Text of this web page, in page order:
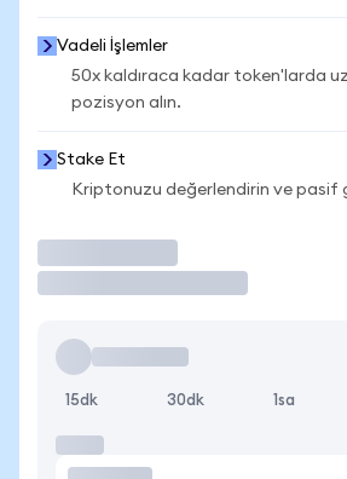
Vadeli İşlemler
50x kaldıraca kadar token'larda
pozisyon alın.
Stake Et
Kriptonuzu değerlendirin ve pasif
15dk 30dk 1sa